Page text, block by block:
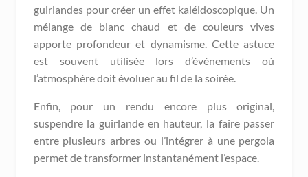
guirlandes pour créer un effet kaléidoscopique. Un
mélange de blanc chaud et de couleurs vives
apporte profondeur et dynamisme. Cette astuce
est souvent utilisée lors d’événements où
l’atmosphère doit évoluer au fil de la soirée.
Enfin, pour un rendu encore plus original,
suspendre la guirlande en hauteur, la faire passer
entre plusieurs arbres ou l’intégrer à une pergola
permet de transformer instantanément l’espace.